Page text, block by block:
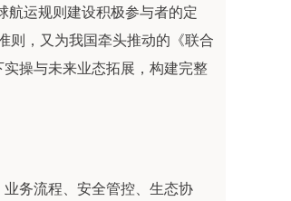
航运规则建设积极参与者的定
则，又为我国牵头推动的《联合
操与未来业态拓展，构建完整
务流程、安全管控、生态协